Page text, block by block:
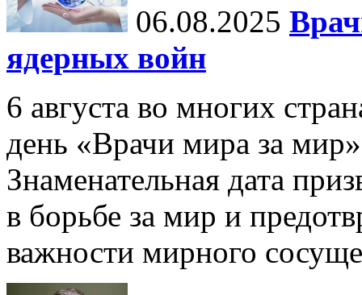
06.08.2025
ядерных войн
6 августа во многих
день «Врачи мира за
Знаменательная дата
в борьбе за мир и
важности мирного